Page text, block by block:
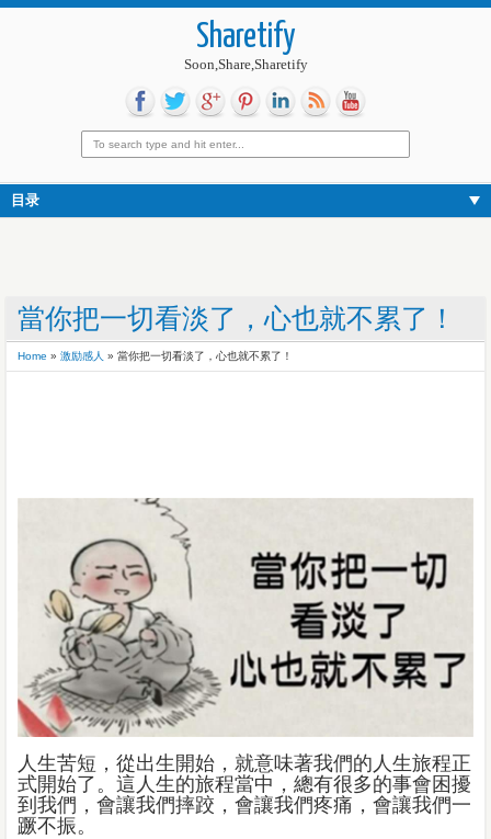
Sharetify
Soon,Share,Sharetify
目录
當你把一切看淡了，心也就不累了！
Home » 激励感人 » 當你把一切看淡了，心也就不累了！
人生苦短，從出生開始，就意味著我們的人生旅程正
式開始了。這人生的旅程當中，總有很多的事會困擾
到我們，會讓我們摔跤，會讓我們疼痛，會讓我們一
蹶不振。